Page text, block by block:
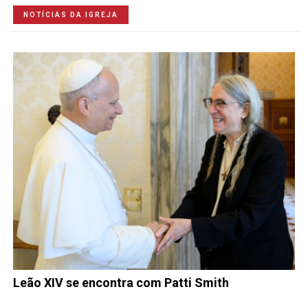
NOTÍCIAS DA IGREJA
Leão XIV se encontra com Patti Smith